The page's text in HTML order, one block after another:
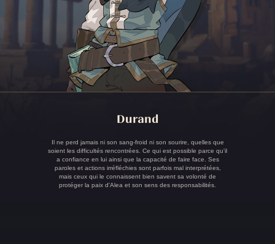
Durand
Il ne perd jamais ni son sang-froid ni son sourire, quelles que
soient les difficultés rencontrées. Ce qui est possible parce qu'il
a confiance en lui ainsi que la capacité de faire face. Ses
paroles et actions irréfléchies sont parfois mal interprétées,
mais ceux qui le connaissent bien savent sa volonté de
protéger la paix d'Alea et son sens des responsabilités.